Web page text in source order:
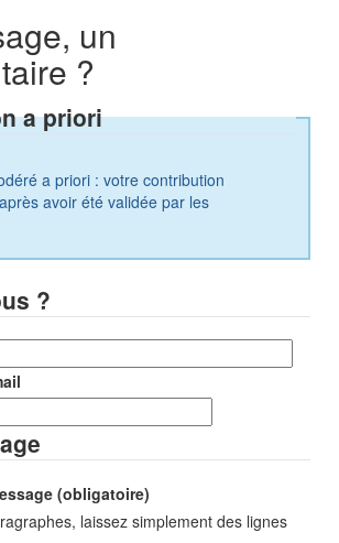
un
?
a priori
a priori : votre contribution
avoir été validée par les
?
(obligatoire)
laissez simplement des lignes